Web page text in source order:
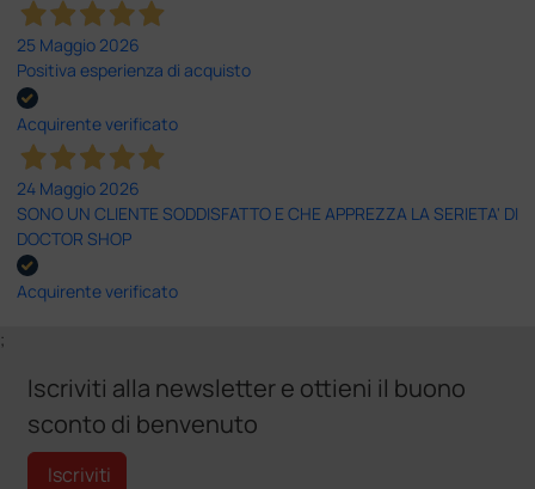
25 Maggio 2026
Positiva esperienza di acquisto
Acquirente verificato
24 Maggio 2026
SONO UN CLIENTE SODDISFATTO E CHE APPREZZA LA SERIETA' DI
DOCTOR SHOP
Acquirente verificato
;
Iscriviti alla newsletter e ottieni il buono
sconto di benvenuto
Iscriviti